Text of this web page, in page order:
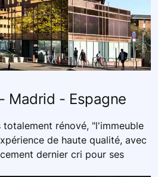
Madrid - Espagne
rénové, "l'immeuble
de haute qualité, avec
dernier cri pour ses